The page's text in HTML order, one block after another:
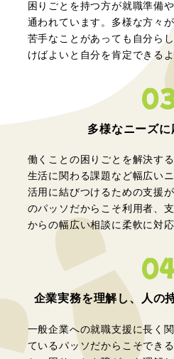
困りごとを持つ方が就職準備
通われています。多様な方々
苦手なことがあっても自分ら
けばよいと自分を肯定できる
多様なニーズに
働くことの困りごとを解決す
生活に関わる課題など幅広い
活用に結びつけるための支援
のパッソだからこそ利用者、
からの幅広い相談に柔軟に対応
企業実務を理解し、 人の
一般企業への就職支援に長く
ているパッソだからこそでき